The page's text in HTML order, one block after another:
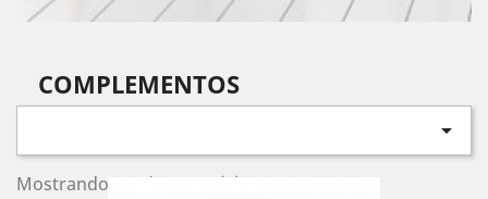
COMPLEMENTOS

Mostrando 1-6 de 6 item(s)